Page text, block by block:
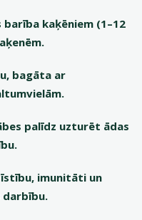
kaķēniem (1–12
bagāta ar
palīdz uzturēt ādas
imunitāti un
darbību.